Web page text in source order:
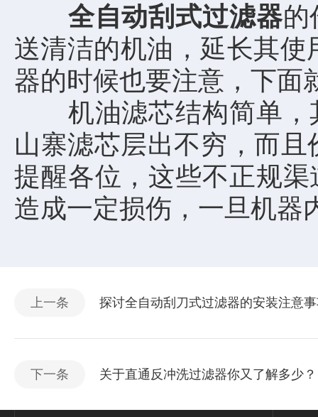
全自动刮式过滤器的
送清洁的机油，延长其
器的时候也要注意，下面
机油滤芯结构简单，
山寨滤芯层出不穷，而
提醒各位，这些不正规
造成一定损伤，一旦机器
上一条 探讨全自动刮刀式过滤器的安装注意
下一条 关于直通反冲洗过滤器你又了解多少？